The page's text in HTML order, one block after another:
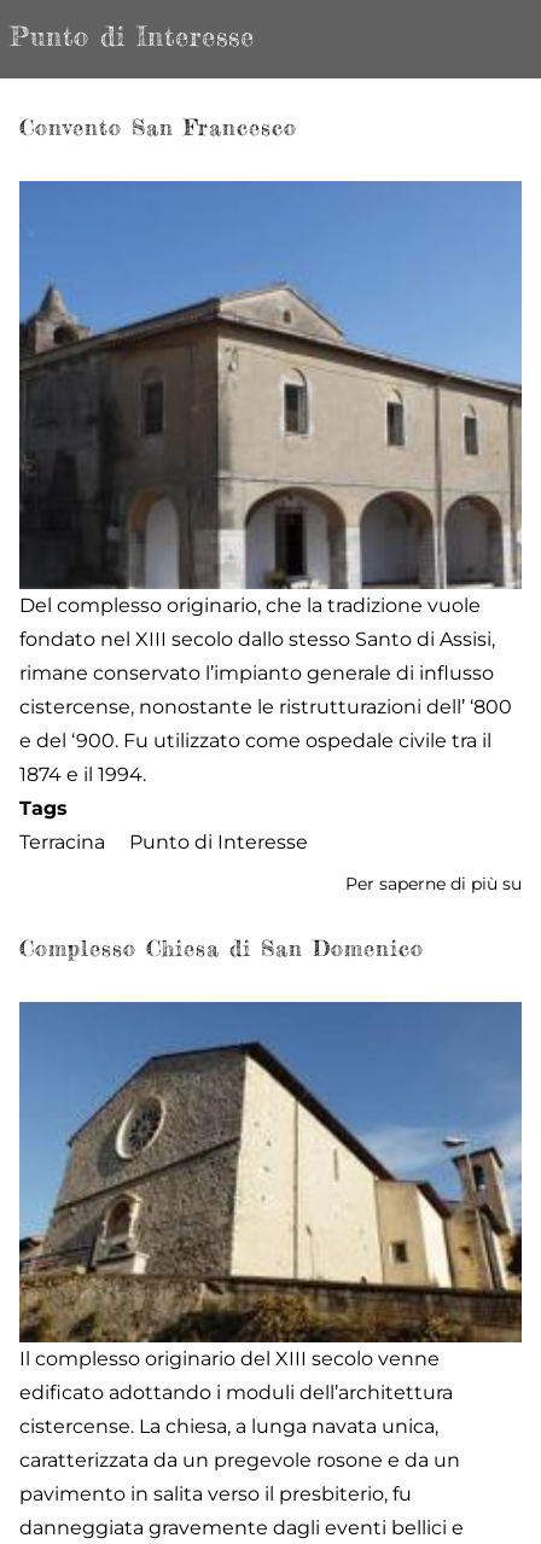
Punto di Interesse
Convento San Francesco
Del complesso originario, che la tradizione vuole
fondato nel XIII secolo dallo stesso Santo di Assisi,
rimane conservato l’impianto generale di influsso
cistercense, nonostante le ristrutturazioni dell’ ‘800
e del ‘900. Fu utilizzato come ospedale civile tra il
1874 e il 1994.
Tags
Terracina
Punto di Interesse
Per saperne di più su
Complesso Chiesa di San Domenico
Il complesso originario del XIII secolo venne
edificato adottando i moduli dell’architettura
cistercense. La chiesa, a lunga navata unica,
caratterizzata da un pregevole rosone e da un
pavimento in salita verso il presbiterio, fu
danneggiata gravemente dagli eventi bellici e